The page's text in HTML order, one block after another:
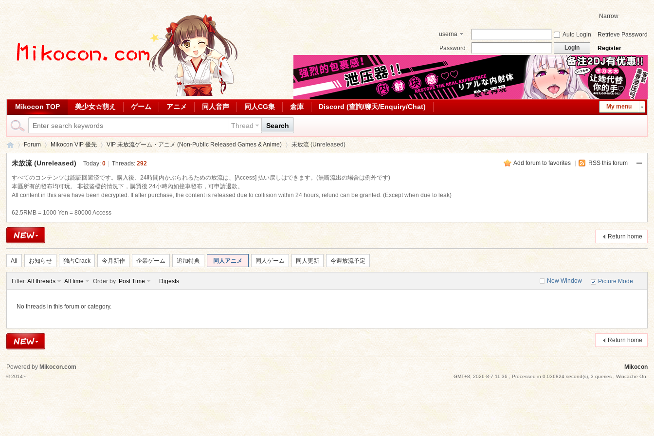
Narrow
userna
Auto Login
Retrieve Password
Password
Login Register
My menu
Mikocon TOP 美少女☆萌え ゲーム アニメ 同人音声 同人CG集 倉庫 Discord (查詢/聊天/Enquiry/Chat)
Thread Search
Mi
ko
»
Forum
›
Mikocon VIP 優先
›
VIP 未放流ゲーム・アニメ (Non-Public Released Games & Anime) 未放流 (Unreleased)
Add forum to favorites RSS this forum
未放流 (Unreleased) Today:0 Threads:292
すべてのコンテンツは認証回避済です。購入後、24時間内かぶられるための放流は、[Access] 払い戻しはできます。(無断流出の場合は例外です)
本區所有的發布均可玩。 非被盜檔的情況下，購買後 24小時內如撞車發布，可申請退款。
All content in this area have been decrypted. If after purchase, the content is released due to collision within 24 hours, refund can be granted. (Except when due to leak)
62.5RMB = 1000 Yen = 80000 Access
Return home
All お知らせ 独占Crack 今月新作 企業ゲーム 追加特典 同人アニメ 同人ゲーム 同人更新 今週放流予定
New Window
Filter:All threads All time Order by: Post Time Digests Picture Mode
No threads in this forum or category.
Return home
Mikocon
GMT+8, 2026-8-7 11:36 , Processed in 0.036824 second(s), 3 queries , Wincache On.
Powered by Mikocon.com
© 2014~